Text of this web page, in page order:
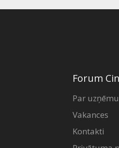
B2B
Forum
Par
Vakances
Kontakti